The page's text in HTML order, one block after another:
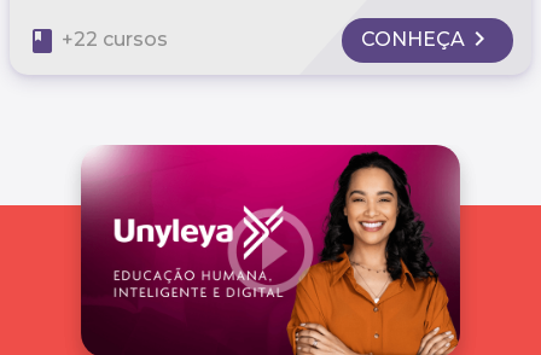
book +22 cursos CONHEÇA chevron_right